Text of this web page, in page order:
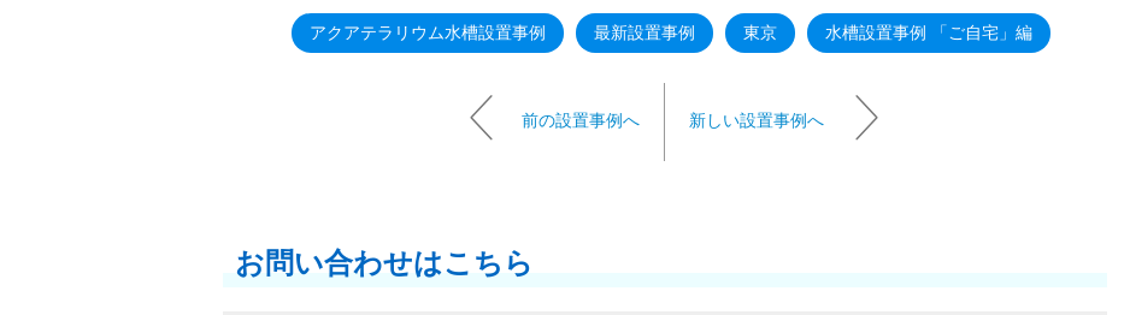
アクアテラリウム水槽設置事例 最新設置事例 東京 水槽設置事例 「ご自宅」編
前の設置事例へ 新しい設置事例へ
お問い合わせはこちら